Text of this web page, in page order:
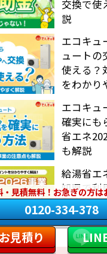
交換で使
説
エコキュ
ュートの
使える？
をわかり
エコキュ
確実にも
省エネ
も解説
給湯省エ
知県で利
制度を分
・見積無料！お急ぎの方は
0120-334-378
見積り